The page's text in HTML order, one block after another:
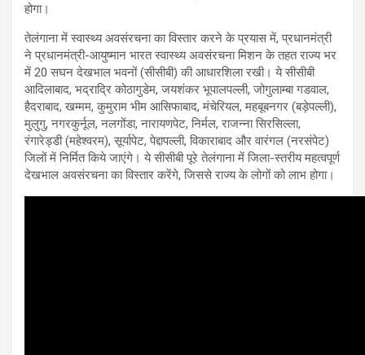
होगा।
तेलंगाना में स्वास्थ्य अवसंरचना का विस्तार करने के प्रयास में, प्रधानमंत्री
ने प्रधानमंत्री-आयुष्मान भारत स्वास्थ्य अवसंरचना मिशन के तहत राज्य भर
में 20 सघन देखभाल भवनों (सीसीबी) की आधारशिला रखी। ये सीसीबी
आदिलाबाद, भद्राद्रि कोठागुडेम, जयशंकर भूपालपल्ली, जोगुलाम्बा गडवाल,
हैदराबाद, खम्मम, कुमुराम भीम आसिफाबाद, मंचेरियल, महबूबनगर (बड़ेपल्ली),
मुलुगु, नगरकुर्नूल, नलगोंडा, नारायणपेट, निर्मल, राजन्ना सिरसिल्ला,
रंगारेड्डी (महेश्वरम), सूर्यापेट, पेद्दापल्ली, विकाराबाद और वारंगल (नरसंपेट)
जिलों में निर्मित किये जाएंगे। ये सीसीबी पूरे तेलंगाना में जिला-स्तरीय महत्वपूर्ण
देखभाल अवसंरचना का विस्तार करेंगे, जिससे राज्य के लोगों को लाभ होगा।